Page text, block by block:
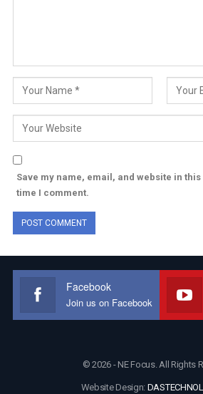
Save my name, email, and website in
time I comment.
Facebook
Join us on Facebook
© 2026 - NE Focus. All Rights
Website Design: